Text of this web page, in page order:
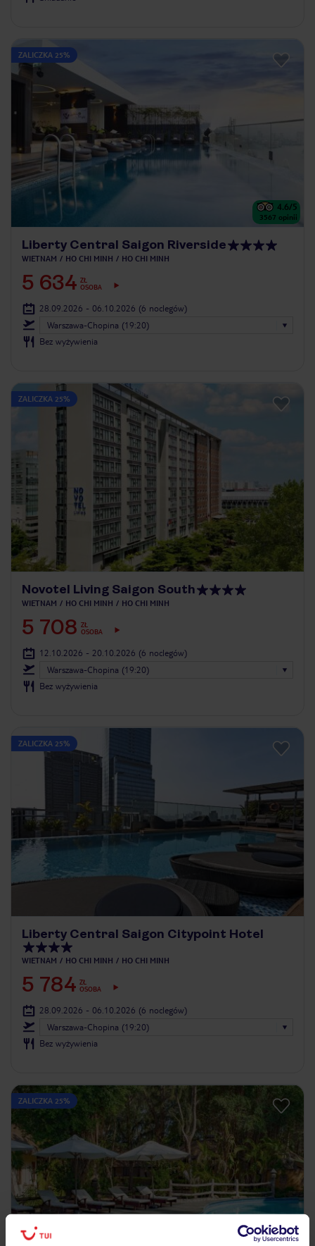
ZALICZKA 25%
4.6/5
3567 opinii
Liberty Central Saigon Riverside
WIETNAM HO CHI MINH HO CHI MINH
5 634 ZŁ
OSOBA
28.09.2026 - 06.10.2026 (6 noclegów)
Warszawa-Chopina (19:20)
Bez wyżywienia
ZALICZKA 25%
Novotel Living Saigon South
WIETNAM HO CHI MINH HO CHI MINH
5 708 ZŁ
OSOBA
12.10.2026 - 20.10.2026 (6 noclegów)
Warszawa-Chopina (19:20)
Bez wyżywienia
ZALICZKA 25%
Liberty Central Saigon Citypoint Hotel
WIETNAM HO CHI MINH HO CHI MINH
5 784 ZŁ
OSOBA
28.09.2026 - 06.10.2026 (6 noclegów)
Warszawa-Chopina (19:20)
Bez wyżywienia
ZALICZKA 25%